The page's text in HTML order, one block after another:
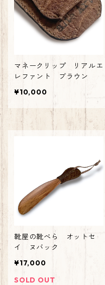
マネークリップ リアルエ
レファント ブラウン
¥10,000
靴屋の靴べら オットセ
イ ヌバック
¥17,000
SOLD OUT